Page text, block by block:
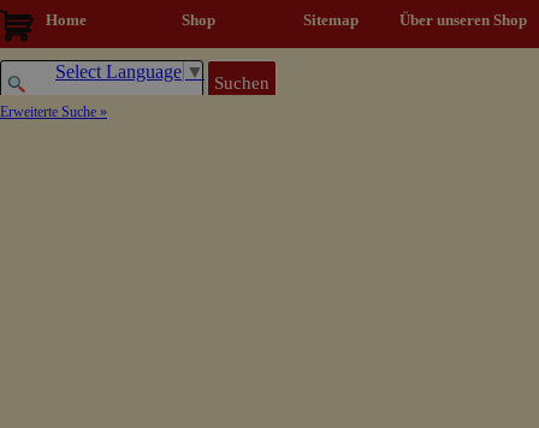
Direkt zum Seiteninhalt
Home Shop ▼
Sitemap Über unseren Shop
Select Language ▼
Suchen
Erweiterte Suche »